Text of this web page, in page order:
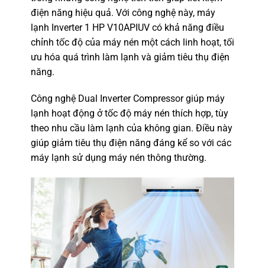
điện năng hiệu quả. Với công nghệ này, máy
lạnh Inverter 1 HP V10APIUV có khả năng điều
chỉnh tốc độ của máy nén một cách linh hoạt, tối
ưu hóa quá trình làm lạnh và giảm tiêu thụ điện
năng.
Công nghệ Dual Inverter Compressor giúp máy
lạnh hoạt động ở tốc độ máy nén thích hợp, tùy
theo nhu cầu làm lạnh của không gian. Điều này
giúp giảm tiêu thụ điện năng đáng kể so với các
máy lạnh sử dụng máy nén thông thường.